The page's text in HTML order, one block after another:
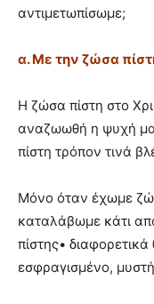
αντιμετωπίσωμε;
α. Με την ζώσα
Η ζώσα πίστη στο
αναζωωθή η ψυχή
πίστη τρόπον τινά
Μόνο όταν έχωμε
καταλάβωμε κάτι
πίστης• διαφορετικά
εσφραγισμένο,